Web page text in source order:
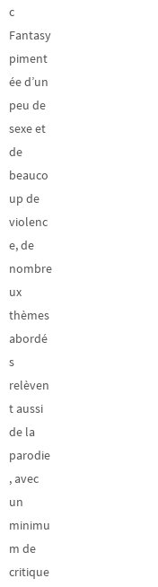
c
Fantasy
piment
ée d’un
peu de
sexe et
de
beauco
up de
violenc
e, de
nombre
ux
thèmes
abordé
s
relèven
t aussi
de la
parodie
, avec
un
minimu
m de
critique